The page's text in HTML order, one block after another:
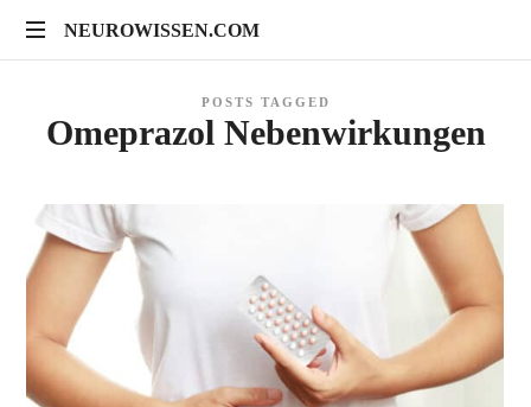
NEUROWISSEN.COM
NEUROWISSEN.COM
Gehirngesundheit,
neuropsychologische
Prävention
POSTS TAGGED
Omeprazol Nebenwirkungen